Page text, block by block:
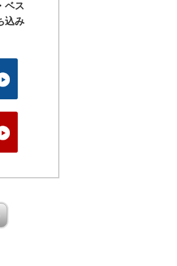
ベス
込み